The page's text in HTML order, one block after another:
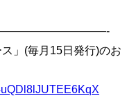
」(毎月15日発行)のお